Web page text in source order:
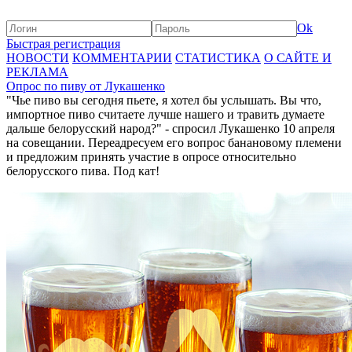
Ok
Быстрая регистрация
НОВОСТИ КОММЕНТАРИИ СТАТИСТИКА О САЙТЕ И
РЕКЛАМА
Опрос по пиву от Лукашенко
"Чье пиво вы сегодня пьете, я хотел бы услышать. Вы что,
импортное пиво считаете лучше нашего и травить думаете
дальше белорусский народ?" - спросил Лукашенко 10 апреля
на совещании. Переадресуем его вопрос банановому племени
и предложим принять участие в опросе относительно
белорусского пива. Под кат!